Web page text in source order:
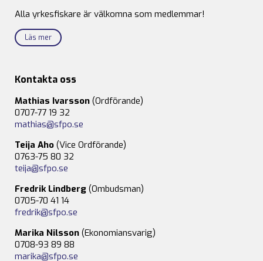
Alla yrkesfiskare är välkomna som medlemmar!
Läs mer
Kontakta oss
Mathias Ivarsson (Ordförande)
0707-77 19 32
mathias@sfpo.se
Teija Aho (Vice Ordförande)
0763-75 80 32
teija@sfpo.se
Fredrik Lindberg (Ombudsman)
0705-70 41 14
fredrik@sfpo.se
Marika Nilsson (Ekonomiansvarig)
0708-93 89 88
marika@sfpo.se